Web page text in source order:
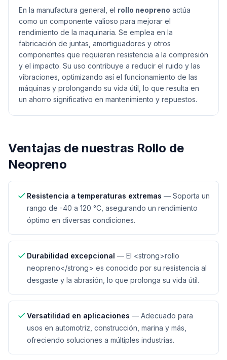
En la manufactura general, el rollo neopreno actúa
como un componente valioso para mejorar el
rendimiento de la maquinaria. Se emplea en la
fabricación de juntas, amortiguadores y otros
componentes que requieren resistencia a la compresión
y el impacto. Su uso contribuye a reducir el ruido y las
vibraciones, optimizando así el funcionamiento de las
máquinas y prolongando su vida útil, lo que resulta en
un ahorro significativo en mantenimiento y repuestos.
Ventajas de nuestras Rollo de
Neopreno
Resistencia a temperaturas extremas — Soporta un
rango de -40 a 120 °C, asegurando un rendimiento
óptimo en diversas condiciones.
Durabilidad excepcional — El <strong>rollo
neopreno</strong> es conocido por su resistencia al
desgaste y la abrasión, lo que prolonga su vida útil.
Versatilidad en aplicaciones — Adecuado para
usos en automotriz, construcción, marina y más,
ofreciendo soluciones a múltiples industrias.